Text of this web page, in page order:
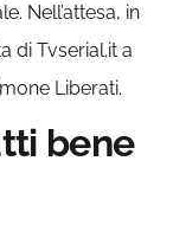
Nell’attesa, in
di Tvserial.it a
Liberati.
bene